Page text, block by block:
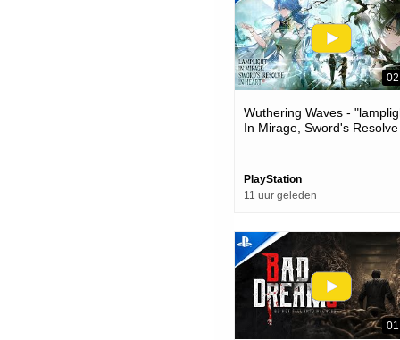
Wuthering Waves -
In Mirage, Sword's
PlayStation
11 uur geleden